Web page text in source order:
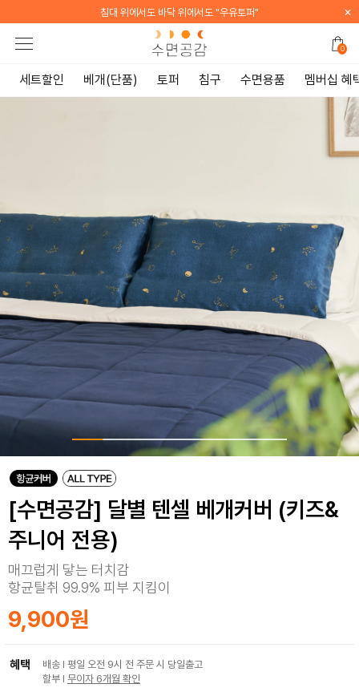
[WELCOME] 지금 가입하면 전 품목 10% 할인 쿠폰 증정 ×
0
세트할인 베개(단품) 토퍼 침구 수면용품 멤버십 혜
[수면공감] 달별 텐셀 베개커버 (키즈&
주니어 전용)
매끄럽게 닿는 터치감
항균탈취 99.9% 피부 지킴이
9,900원
혜택
배송 I 평일 오전 9시 전 주문 시 당일출고
할부 I 무이자 6개월 확인